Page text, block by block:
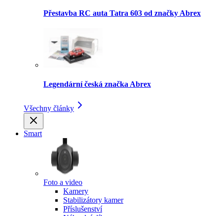
Přestavba RC auta Tatra 603 od značky Abrex
Legendární česká značka Abrex
Všechny články
Smart
Foto a video
Kamery
Stabilizátory kamer
Příslušenství